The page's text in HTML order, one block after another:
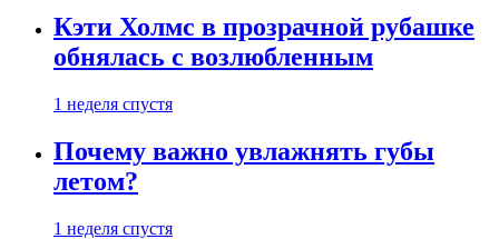
Кэти Холмс в прозрачной рубашке
обнялась с возлюбленным
1 неделя спустя
Почему важно увлажнять губы
летом?
1 неделя спустя